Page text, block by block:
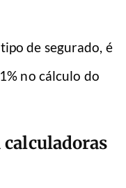
de segurado, é
no cálculo do